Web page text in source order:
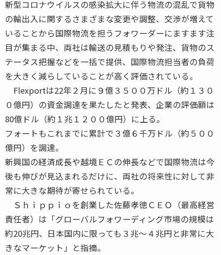
新型コロナウイルスの感染拡大に伴う物流の混乱で貨物
の輸出入に関するさまざまな変更や調整、交渉が増えて
いることから国際物流を担うフォワーダーにますます注
目が集まる中、両社は輸送の見積もりや発注、貨物のス
テータス把握などを一括で提供、国際物流担当者の負荷
を大きく減らしていることが高く評価されている。
Flexportは22年２月に９億３５００万ドル（約１３０
０億円）の資金調達を果たしたと発表、企業の評価額は
80億ドル（約１兆１２００億円）に上る。
フォートもこれまでに累計で３億６千万ドル（約５００
億円）を調達。
新興国の経済成長や越境ＥＣの伸長などで国際物流は今
後も伸びが見込まれるだけに、両社の将来性に対して非
常に大きな期待が寄せられている。
Ｓｈｉｐｐｉｏを創業した佐藤孝徳ＣＥＯ（最高経営
責任者）は「グローバルフォワーディング市場の規模は
約20兆円、日本国内に限っても３兆～４兆円と非常に大
きなマーケット」と指摘。